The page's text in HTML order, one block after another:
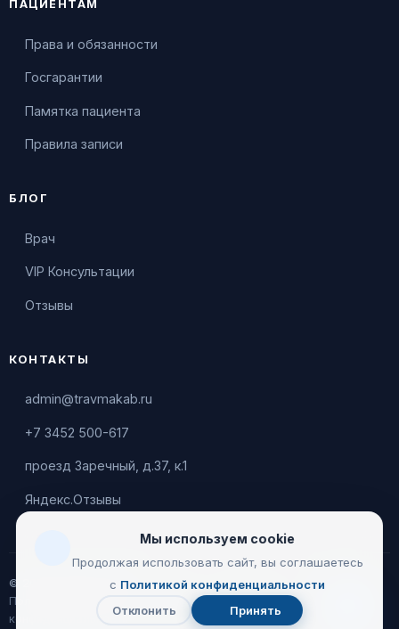
ПАЦИЕНТАМ
Права и обязанности
Госгарантии
Памятка пациента
Правила записи
БЛОГ
Врач
VIP Консультации
Отзывы
КОНТАКТЫ
admin@travmakab.ru
+7 3452 500-617
проезд Заречный, д.37, к.1
Яндекс.Отзывы
© 2026 Leontiev Clinic
Пользовательское соглашение
конфиденциальности
Мы используем cookie
Продолжая использовать сайт, вы соглашаетесь
с Политикой конфиденциальности
Отклонить Принять